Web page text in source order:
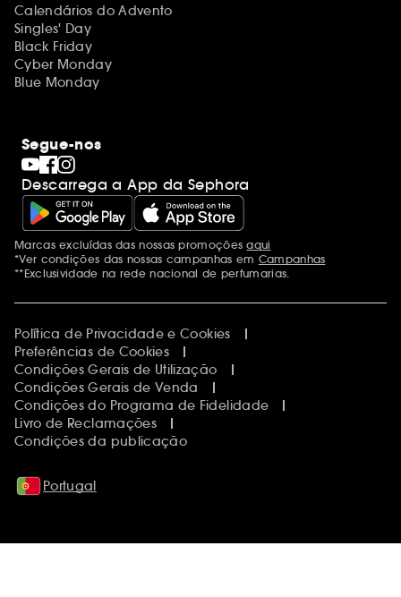
Calendários do Advento
Singles' Day
Black Friday
Cyber Monday
Blue Monday
Segue-nos
Descarrega a App da Sephora
Menções adicionais
Marcas excluídas das nossas promoçõesaqui
*Ver condições das nossas campanhas em Campanhas
**Exclusividade na rede nacional de perfumarias.
Política de Privacidade e Cookies
Preferências de Cookies
Condições Gerais de Utilização
Condições Gerais de Venda
Condições do Programa de Fidelidade
Livro de Reclamações
Condições da publicação
Portugal